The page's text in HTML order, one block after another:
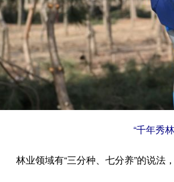
“千年秀
林业领域有“三分种、七分养”的说法